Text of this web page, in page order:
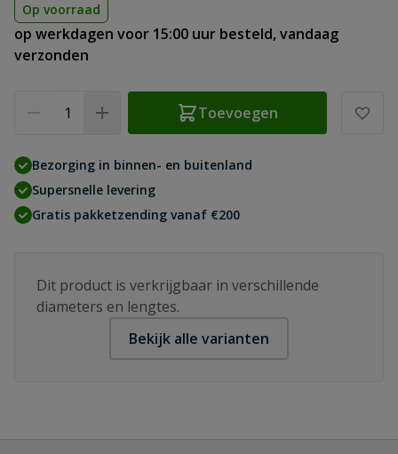
Op voorraad
op werkdagen voor 15:00 uur besteld, vandaag
verzonden
Toevoegen
Bezorging in binnen- en buitenland
Supersnelle levering
Gratis pakketzending vanaf €200
Dit product is verkrijgbaar in verschillende
diameters en lengtes.
Bekijk alle varianten